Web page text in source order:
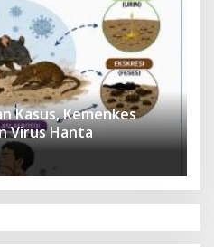
Kasus, Kemenkes
Virus Hanta